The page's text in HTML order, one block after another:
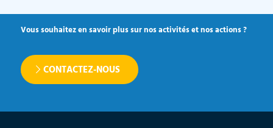
Vous souhaitez en savoir plus sur nos activités et nos actions ?
CONTACTEZ-NOUS